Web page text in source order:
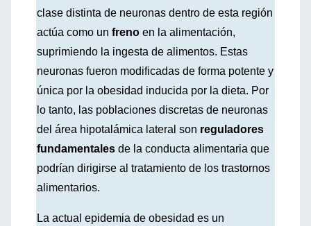
clase distinta de neuronas dentro de esta región
actúa como un freno en la alimentación,
suprimiendo la ingesta de alimentos. Estas
neuronas fueron modificadas de forma potente y
única por la obesidad inducida por la dieta. Por
lo tanto, las poblaciones discretas de neuronas
del área hipotalámica lateral son reguladores
fundamentales de la conducta alimentaria que
podrían dirigirse al tratamiento de los trastornos
alimentarios.
La actual epidemia de obesidad es un